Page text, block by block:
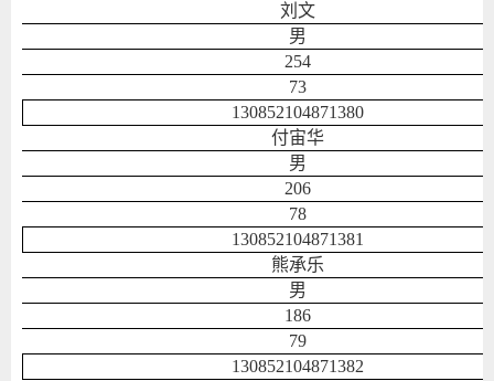
刘文
男
254
73
130852104871380
付宙华
男
206
78
130852104871381
熊承乐
男
186
79
130852104871382